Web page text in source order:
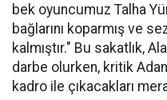
bek oyuncumuz Talha
bağlarını koparmış ve
kalmıştır." Bu sakatlık,
darbe olurken, kritik
kadro ile çıkacakları